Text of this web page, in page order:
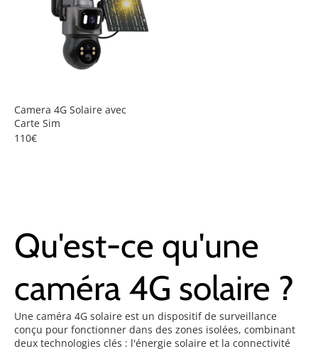
Camera 4G Solaire avec
Carte Sim
110€
Qu'est-ce qu'une
caméra 4G solaire ?
Une caméra 4G solaire est un dispositif de surveillance
conçu pour fonctionner dans des zones isolées, combinant
deux technologies clés : l'énergie solaire et la connectivité